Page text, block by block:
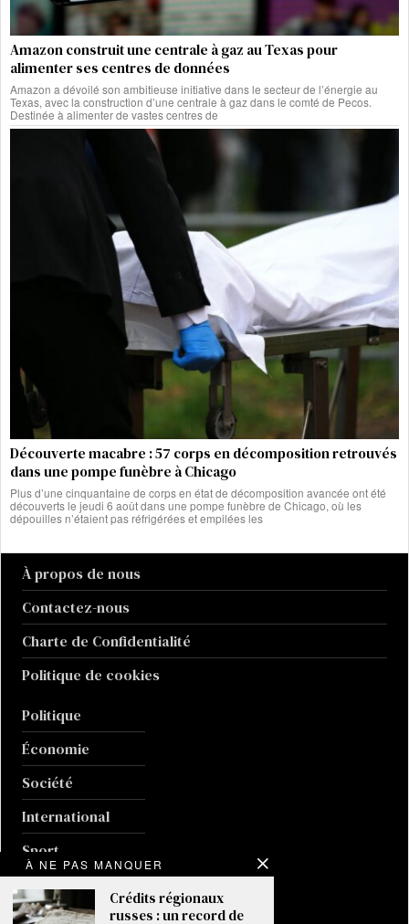
Amazon construit une centrale à gaz au Texas pour
alimenter ses centres de données
Amazon a dévoilé son ambitieuse initiative dans le secteur de l’énergie au
Texas, avec la construction d’une centrale à gaz dans le comté de Pecos.
Destinée à alimenter de vastes centres de
Découverte macabre : 57 corps en décomposition retrouvés
dans une pompe funèbre à Chicago
Plus d’une cinquantaine de corps en état de décomposition avancée ont été
découverts le jeudi 6 août dans une pompe funèbre de Chicago, où les
dépouilles n’étaient pas réfrigérées et empilées les
À propos de nous
Contactez-nous
Charte de Confidentialité
Politique de cookies
Politique
Économie
Société
International
Sport
Culture
Guerre en Ukraine
À NE PAS MANQUER
Crédits régionaux
russes : un record de